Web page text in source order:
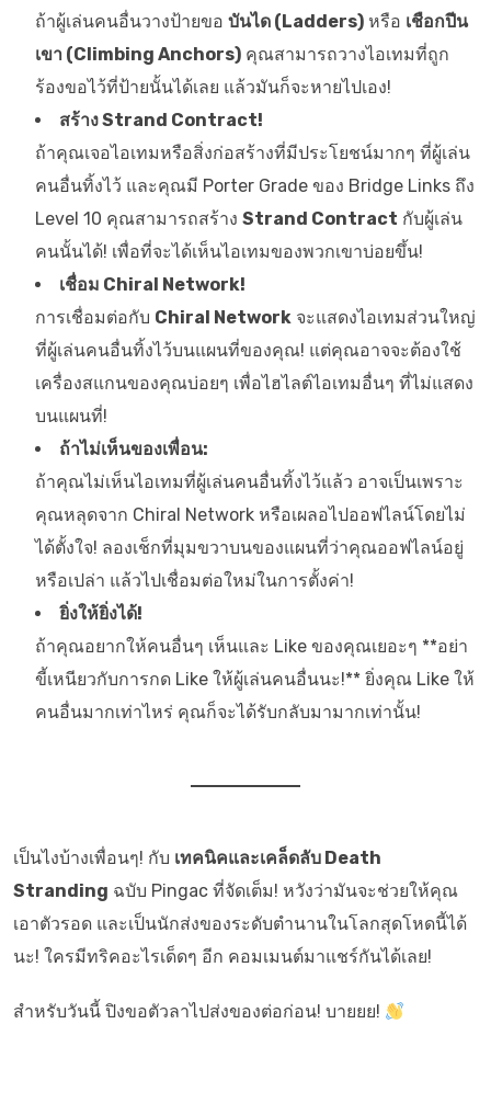
ถ้าผู้เล่นคนอื่นวางป้ายขอ บันได (Ladders) หรือ เชือกปีน
เขา (Climbing Anchors) คุณสามารถวางไอเทมที่ถูก
ร้องขอไว้ที่ป้ายนั้นได้เลย แล้วมันก็จะหายไปเอง!
สร้าง Strand Contract!
ถ้าคุณเจอไอเทมหรือสิ่งก่อสร้างที่มีประโยชน์มากๆ ที่ผู้เล่น
คนอื่นทิ้งไว้ และคุณมี Porter Grade ของ Bridge Links ถึง
Level 10 คุณสามารถสร้าง Strand Contract กับผู้เล่น
คนนั้นได้! เพื่อที่จะได้เห็นไอเทมของพวกเขาบ่อยขึ้น!
เชื่อม Chiral Network!
การเชื่อมต่อกับ Chiral Network จะแสดงไอเทมส่วนใหญ่
ที่ผู้เล่นคนอื่นทิ้งไว้บนแผนที่ของคุณ! แต่คุณอาจจะต้องใช้
เครื่องสแกนของคุณบ่อยๆ เพื่อไฮไลต์ไอเทมอื่นๆ ที่ไม่แสดง
บนแผนที่!
ถ้าไม่เห็นของเพื่อน:
ถ้าคุณไม่เห็นไอเทมที่ผู้เล่นคนอื่นทิ้งไว้แล้ว อาจเป็นเพราะ
คุณหลุดจาก Chiral Network หรือเผลอไปออฟไลน์โดยไม่
ได้ตั้งใจ! ลองเช็กที่มุมขวาบนของแผนที่ว่าคุณออฟไลน์อยู่
หรือเปล่า แล้วไปเชื่อมต่อใหม่ในการตั้งค่า!
ยิ่งให้ยิ่งได้!
ถ้าคุณอยากให้คนอื่นๆ เห็นและ Like ของคุณเยอะๆ **อย่า
ขี้เหนียวกับการกด Like ให้ผู้เล่นคนอื่นนะ!** ยิ่งคุณ Like ให้
คนอื่นมากเท่าไหร่ คุณก็จะได้รับกลับมามากเท่านั้น!
เป็นไงบ้างเพื่อนๆ! กับ เทคนิคและเคล็ดลับ Death
Stranding ฉบับ Pingac ที่จัดเต็ม! หวังว่ามันจะช่วยให้คุณ
เอาตัวรอด และเป็นนักส่งของระดับตำนานในโลกสุดโหดนี้ได้
นะ! ใครมีทริคอะไรเด็ดๆ อีก คอมเมนต์มาแชร์กันได้เลย!
สำหรับวันนี้ ปิงขอตัวลาไปส่งของต่อก่อน! บายยย!